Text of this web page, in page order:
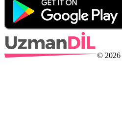
© 2026